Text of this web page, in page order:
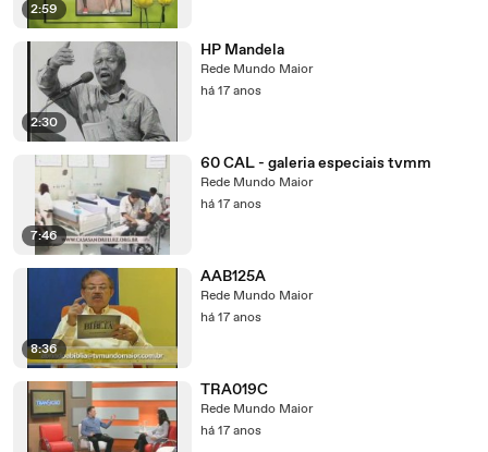
2:59
2:30
HP Mandela
Rede Mundo Maior
há 17 anos
7:46
60 CAL - galeria especiais tvmm
Rede Mundo Maior
há 17 anos
8:36
AAB125A
Rede Mundo Maior
há 17 anos
TRA019C
Rede Mundo Maior
há 17 anos